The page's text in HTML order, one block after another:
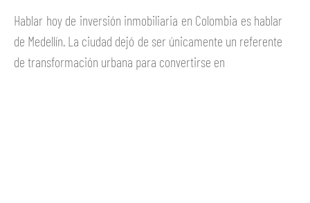
Hablar hoy de inversión inmobiliaria en Colombia es hablar
de Medellín. La ciudad dejó de ser únicamente un referente
de transformación urbana para convertirse en